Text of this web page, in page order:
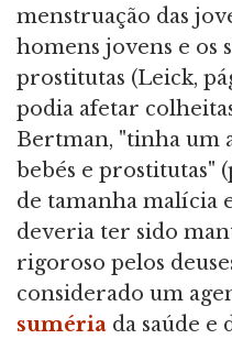
menstruação das
homens jovens e os
prostitutas (Leick,
podia afetar
Bertman, "tinha um
bebés e prostitutas"
de tamanha malícia
deveria ter sido
rigoroso pelos
considerado um
suméria da saúde e